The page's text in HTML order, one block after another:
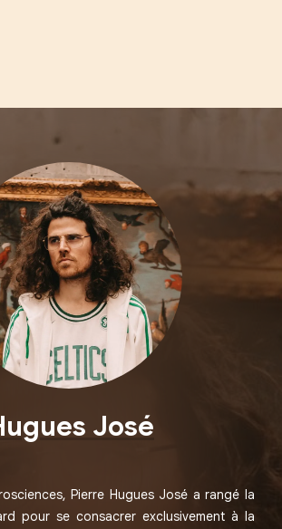
José
Pierre Hugues José a rangé la
pour se consacrer exclusivement à la